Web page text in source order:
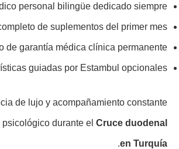
personal bilingüe dedicado siempre.
de suplementos del primer mes.
de garantía médica clínica permanente.
guiadas por Estambul opcionales.
de lujo y acompañamiento constante
durante el Cruce duodenal
en Turquía
.